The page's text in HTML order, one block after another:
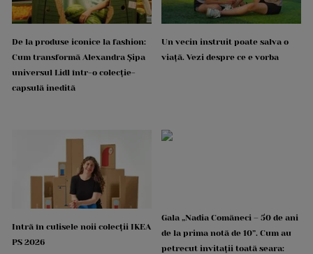
De la produse iconice la fashion:
Cum transformă Alexandra Șipa
universul Lidl într-o colecție-
capsulă inedită
Un vecin instruit poate salva o
viață. Vezi despre ce e vorba
Intră în culisele noii colecții IKEA
PS 2026
Gala „Nadia Comăneci – 50 de ani
de la prima notă de 10”. Cum au
petrecut invitații toată seara: